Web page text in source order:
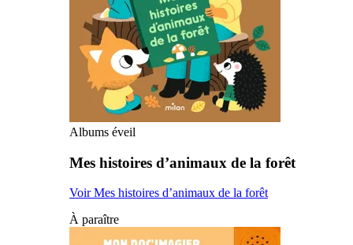
Albums éveil
Mes histoires d’animaux de la forêt
Voir Mes histoires d’animaux de la forêt
À paraître